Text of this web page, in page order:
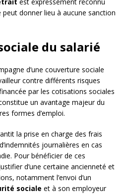
donner lieu à aucune sanction
du salarié
d’une couverture sociale
contre différents risques
par les cotisations sociales
un avantage majeur du
formes d’emploi.
la prise en charge des frais
journalières en cas
Pour bénéficier de ces
d’une certaine ancienneté et
notamment l’envoi d’un
sociale et à son employeur